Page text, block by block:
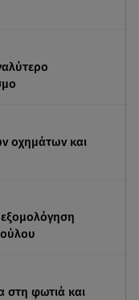
οχημάτων και
στη φωτιά και